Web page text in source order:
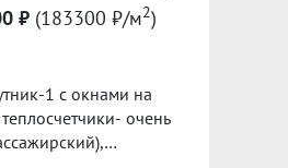
развитая
и спортивные
жителей и гостей.
так и для
и организую
₽ (183300 ₽/м2)
1 с окнами на
очень